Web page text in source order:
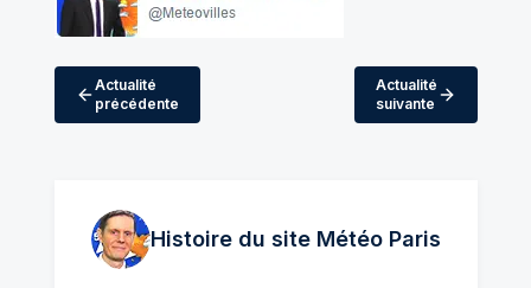
Actualité
précédente
Actualité
suivante
Histoire du site MétéoParis